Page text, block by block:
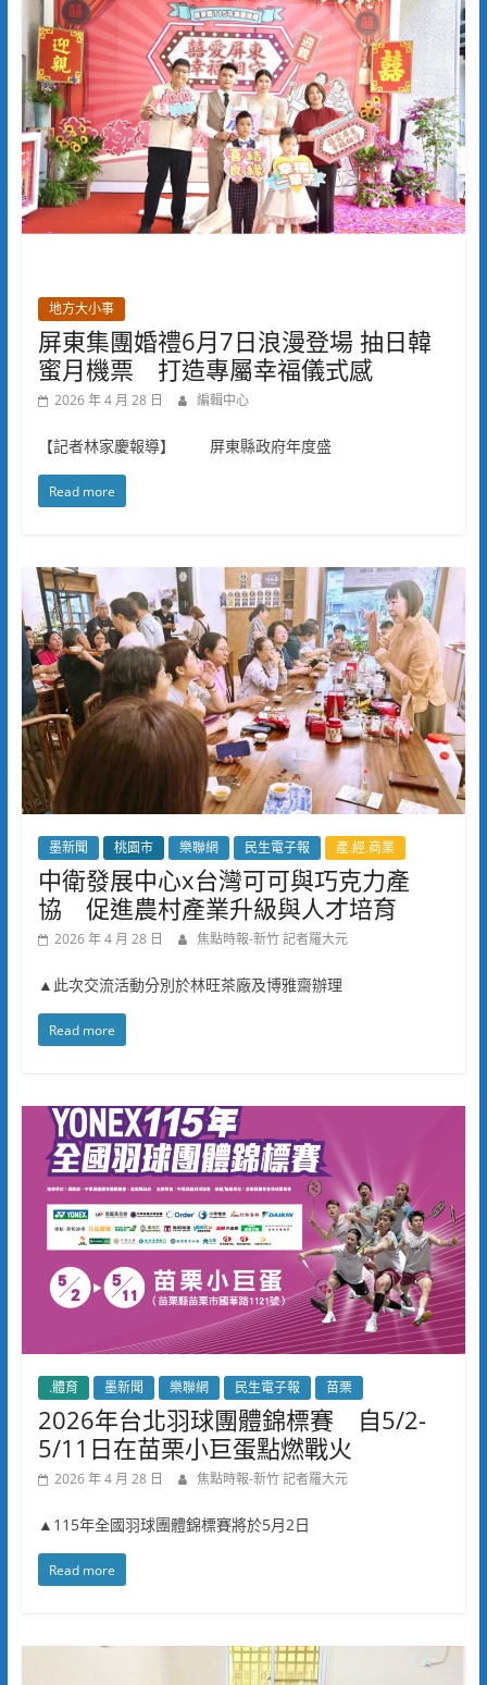
地方大小事
屏東集團婚禮6月7日浪漫登場 抽日韓
蜜月機票 打造專屬幸福儀式感
2026 年 4 月 28 日 編輯中心
【記者林家慶報導】 屏東縣政府年度盛
Read more
墨新聞 桃園市 樂聯網 民生電子報 產.經.商業
中衛發展中心x台灣可可與巧克力產
協 促進農村產業升級與人才培育
2026 年 4 月 28 日 焦點時報-新竹 記者羅大元
▲此次交流活動分別於林旺茶廠及博雅齋辦理
Read more
.體育 墨新聞 樂聯網 民生電子報 苗栗
2026年台北羽球團體錦標賽 自5/2-
5/11日在苗栗小巨蛋點燃戰火
2026 年 4 月 28 日 焦點時報-新竹 記者羅大元
▲115年全國羽球團體錦標賽將於5月2日
Read more